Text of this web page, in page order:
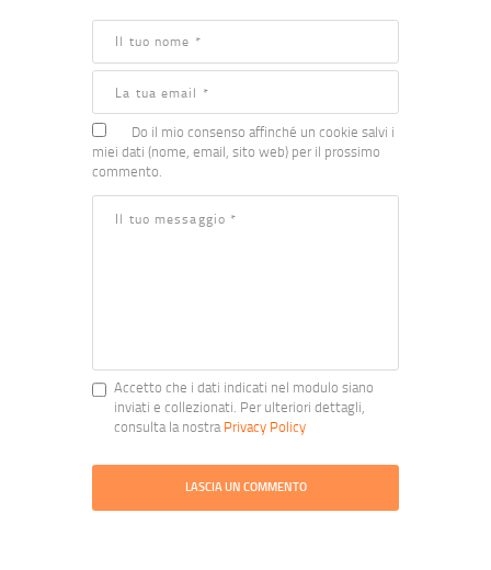
Do il mio consenso affinché un cookie salvi i
miei dati (nome, email, sito web) per il prossimo
commento.
Accetto che i dati indicati nel modulo siano
inviati e collezionati. Per ulteriori dettagli,
consulta la nostraPrivacy Policy